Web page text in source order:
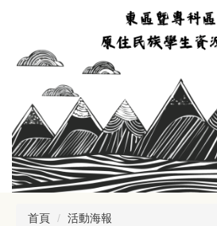
要
首頁 活動海報